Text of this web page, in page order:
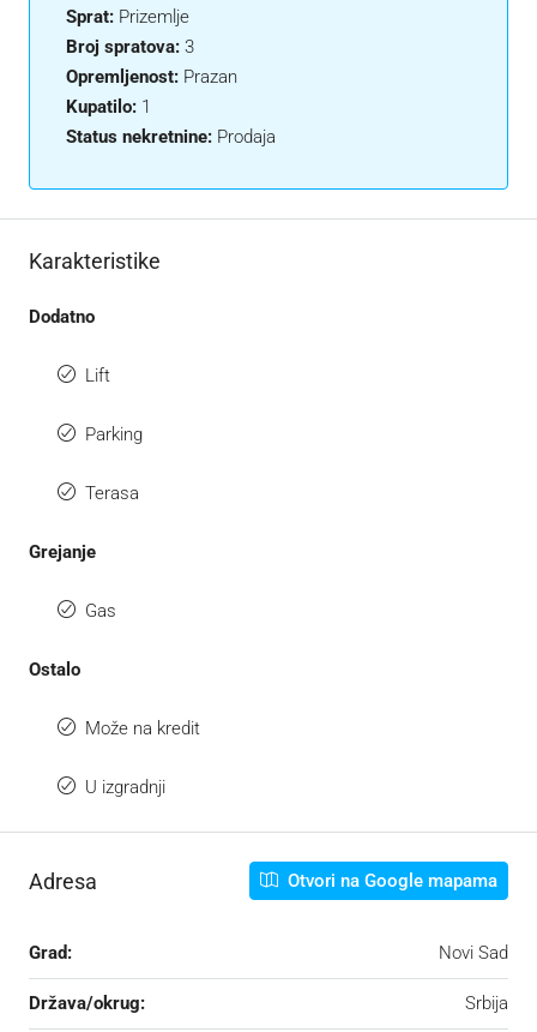
Sprat: Prizemlje
Broj spratova: 3
Opremljenost: Prazan
Kupatilo: 1
Status nekretnine: Prodaja
Karakteristike
Dodatno
Lift
Parking
Terasa
Grejanje
Gas
Ostalo
Može na kredit
U izgradnji
Adresa Otvori na Google mapama
Grad: Novi Sad
Država/okrug: Srbija